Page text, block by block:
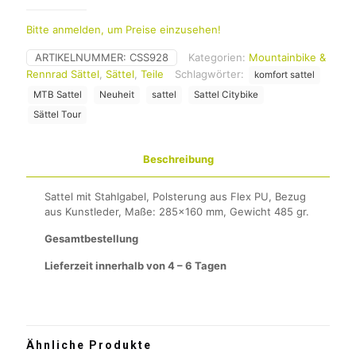
Bitte anmelden, um Preise einzusehen!
ARTIKELNUMMER: CSS928 Kategorien: Mountainbike &
Rennrad Sättel
Sättel Teile Schlagwörter:
komfort sattel
MTB Sattel
Neuheit sattel
Sattel Citybike
Sättel Tour
Beschreibung
Sattel mit Stahlgabel, Polsterung aus Flex PU, Bezug
aus Kunstleder, Maße: 285×160 mm, Gewicht 485 gr.
Gesamtbestellung
Lieferzeit innerhalb von 4 – 6 Tagen
Ähnliche Produkte